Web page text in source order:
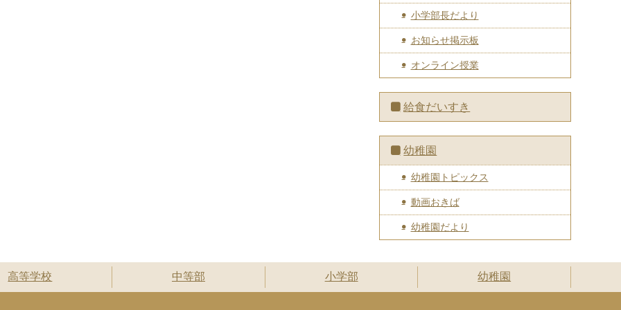
小学部長だより
お知らせ掲示板
オンライン授業
給食だいすき
幼稚園
幼稚園トピックス
動画おきば
幼稚園だより
高等学校 中等部 小学部 幼稚園